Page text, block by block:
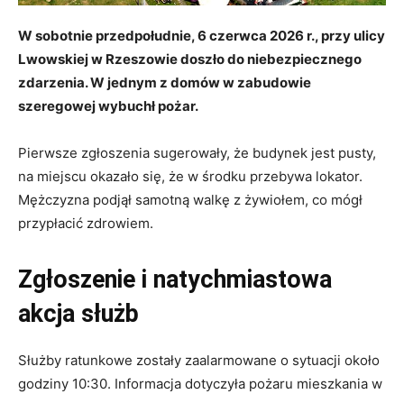
W sobotnie przedpołudnie, 6 czerwca 2026 r., przy ulicy
Lwowskiej w Rzeszowie doszło do niebezpiecznego
zdarzenia. W jednym z domów w zabudowie
szeregowej wybuchł pożar.
Pierwsze zgłoszenia sugerowały, że budynek jest pusty,
na miejscu okazało się, że w środku przebywa lokator.
Mężczyzna podjął samotną walkę z żywiołem, co mógł
przypłacić zdrowiem.
Zgłoszenie i natychmiastowa
akcja służb
Służby ratunkowe zostały zaalarmowane o sytuacji około
godziny 10:30. Informacja dotyczyła pożaru mieszkania w